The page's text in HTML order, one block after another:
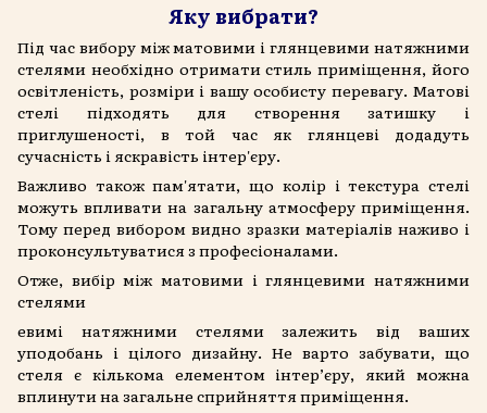
Яку вибрати?
Під час вибору між матовими і глянцевими натяжними
стелями необхідно отримати стиль приміщення, його
освітленість, розміри і вашу особисту перевагу. Матові
стелі підходять для створення затишку і
приглушеності, в той час як глянцеві додадуть
сучасність і яскравість інтер'єру.
Важливо також пам'ятати, що колір і текстура стелі
можуть впливати на загальну атмосферу приміщення.
Тому перед вибором видно зразки матеріалів наживо і
проконсультуватися з професіоналами.
Отже, вибір між матовими і глянцевими натяжними
стелями
евимі натяжними стелями залежить від ваших
уподобань і цілого дизайну. Не варто забувати, що
стеля є кількома елементом інтер’єру, який можна
вплинути на загальне сприйняття приміщення.